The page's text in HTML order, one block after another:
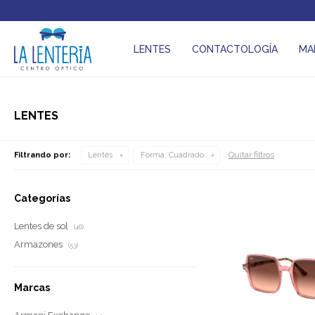
LENTES CONTACTOLOGÍA
LENTES
Filtrando por: Lentes Forma: Cuadrado Quitar filtros
Categorías
Lentes de sol (46)
Armazones (53)
Marcas